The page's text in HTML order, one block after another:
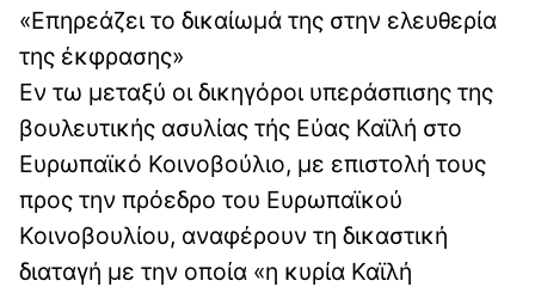
«Επηρεάζει το δικαίωμά της στην ελευθερία
της έκφρασης»
Εν τω μεταξύ οι δικηγόροι υπεράσπισης της
βουλευτικής ασυλίας τής Εύας Καϊλή στο
Ευρωπαϊκό Κοινοβούλιο, με επιστολή τους
προς την πρόεδρο του Ευρωπαϊκού
Κοινοβουλίου, αναφέρουν τη δικαστική
διαταγή με την οποία «η κυρία Καϊλή